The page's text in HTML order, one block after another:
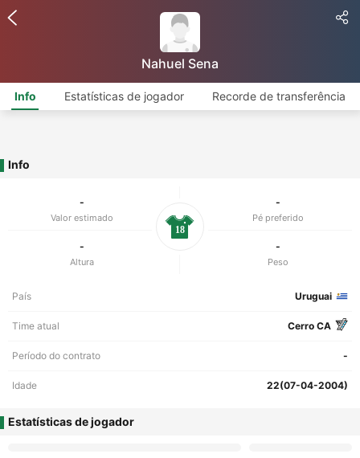
Nahuel Sena
Info Estatísticas de jogador Recorde de transferência
Info
-
Valor estimado
-
Pé preferido
-
Altura
-
Peso
18
País Uruguai
Time atual Cerro CA
Período do contrato -
Idade 22(07-04-2004)
Estatísticas de jogador